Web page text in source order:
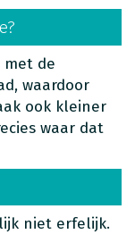
met de
waardoor
ook kleiner
waar dat
niet erfelijk.